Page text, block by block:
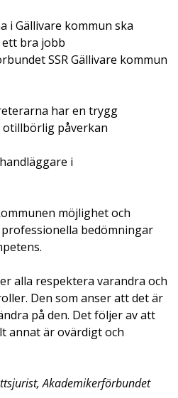
i Gällivare kommun ska
bra jobb
SSR Gällivare kommun
har en trygg
påverkan
i
möjlighet och
bedömningar
alla respektera varandra och
Den som anser att det är
på den. Det följer av att
annat är ovärdigt och
Akademikerförbundet